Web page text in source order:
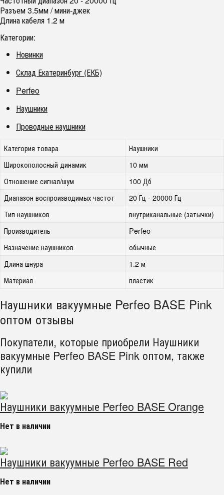
Разъем 3.5мм / мини-джек
Длина кабеля 1.2 м
Категории:
Новинки
Склад Екатеринбург (ЕКБ)
Perfeo
Наушники
Проводные наушники
Категория товара
Наушники
Широкополосный динамик
10 мм
Отношение сигнал/шум
100 Дб
Диапазон воспроизводимых частот
20 Гц - 20000 Гц
Тип наушников
внутриканальные (затычки)
Производитель
Perfeo
Назначение наушников
обычные
Длина шнура
1.2 м
Материал
пластик
Наушники вакуумные Perfeo BASE Pink
оптом отзывы
Покупатели, которые приобрели Наушники
вакуумные Perfeo BASE Pink оптом, также
купили
Наушники вакуумные Perfeo BASE Orange
Нет в наличии
Наушники вакуумные Perfeo BASE Red
Нет в наличии